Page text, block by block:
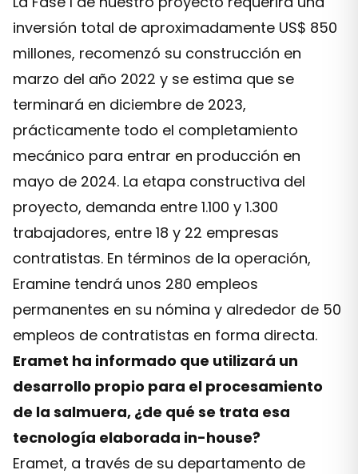
inversión total de aproximadamente US$ 850
millones, recomenzó su construcción en
marzo del año 2022 y se estima que se
terminará en diciembre de 2023,
prácticamente todo el completamiento
mecánico para entrar en producción en
mayo de 2024. La etapa constructiva del
proyecto, demanda entre 1.100 y 1.300
trabajadores, entre 18 y 22 empresas
contratistas. En términos de la operación,
Eramine tendrá unos 280 empleos
permanentes en su nómina y alrededor de 50
empleos de contratistas en forma directa.
Eramet ha informado que utilizará un
desarrollo propio para el procesamiento
de la salmuera, ¿de qué se trata esa
tecnología elaborada in-house?
Eramet, a través de su departamento de